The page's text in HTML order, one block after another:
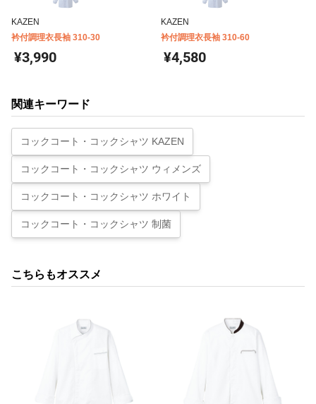
KAZEN
衿付調理衣長袖 310-30
¥3,990
KAZEN
衿付調理衣長袖 310-60
¥4,580
関連キーワード
コックコート・コックシャツ KAZEN
コックコート・コックシャツ ウィメンズ
コックコート・コックシャツ ホワイト
コックコート・コックシャツ 制菌
こちらもオススメ